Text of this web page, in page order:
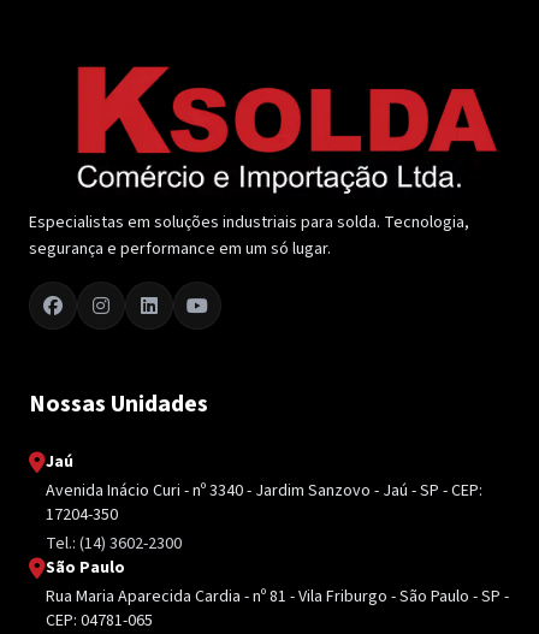
Especialistas em soluções industriais para solda. Tecnologia,
segurança e performance em um só lugar.
Nossas Unidades
Jaú
Avenida Inácio Curi - nº 3340 - Jardim Sanzovo - Jaú - SP - CEP:
17204-350
Tel.: (14) 3602-2300
São Paulo
Rua Maria Aparecida Cardia - nº 81 - Vila Friburgo - São Paulo - SP -
CEP: 04781-065